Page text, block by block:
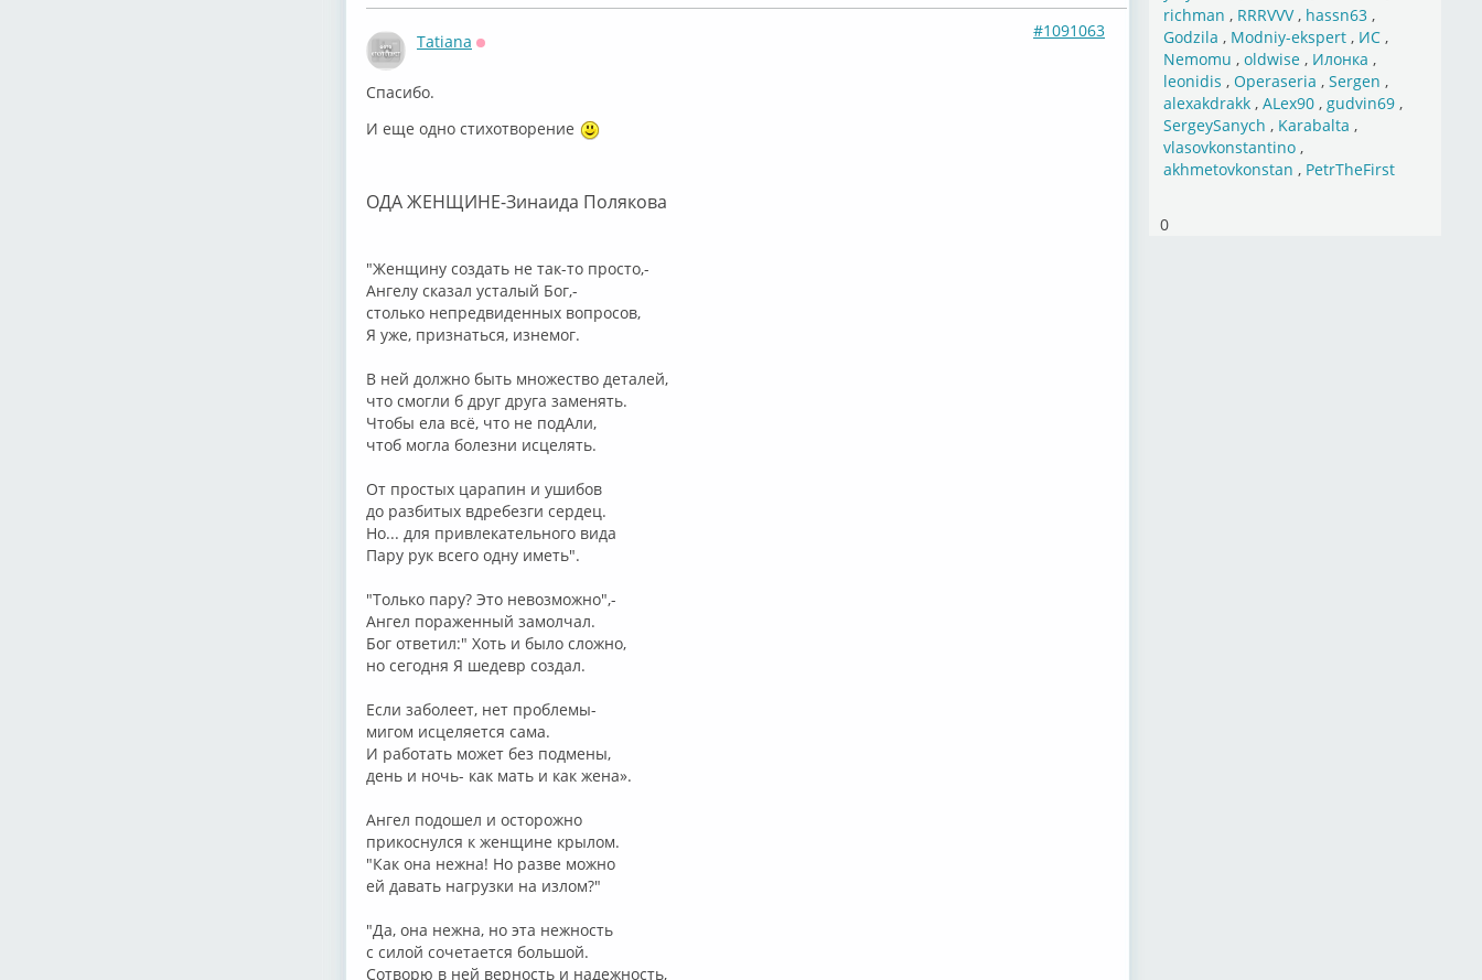
Tatiana
#1091063
Спасибо.
И еще одно стихотворение
ОДА ЖЕНЩИНЕ-Зинаида Полякова
"Женщину создать не так-то просто,-
Ангелу сказал усталый Бог,-
cтолько непредвиденных вопросов,
Я уже, признаться, изнемог.
В ней должно быть множество деталей,
что смогли б друг друга заменять.
Чтобы ела всё, что не подАли,
чтоб могла болезни исцелять.
От простых царапин и ушибов
до разбитых вдребезги сердец.
Но... для привлекательного вида
Пару рук всего одну иметь".
"Только пару? Это невозможно",-
Ангел пораженный замолчал.
Бог ответил:" Хоть и было сложно,
но сегодня Я шедевр создал.
Если заболеет, нет проблемы-
мигом исцеляется сама.
И работать может без подмены,
день и ночь- как мать и как жена».
Ангел подошел и осторожно
прикоснулся к женщине крылом.
"Как она нежна! Но разве можно
ей давать нагрузки на излом?"
"Да, она нежна, но эта нежность
с силой сочетается большой.
Сотворю в ней верность и надежность,
richman , RRRVVV, hassn63,
Godzila , Modniy-ekspert, ИС,
Nemomu , oldwise, Илонка ,
leonidis , Operaseria , Sergen ,
alexakdrakk, ALex90, gudvin69,
SergeySanych , Karabalta ,
vlasovkonstantino,
akhmetovkonstan , PetrTheFirst
0